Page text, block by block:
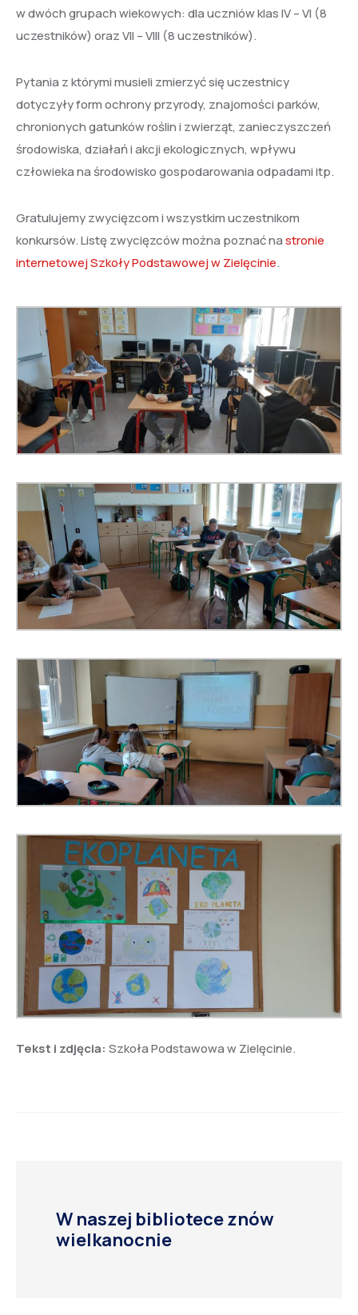
w dwóch grupach wiekowych: dla uczniów klas IV – VI (8
uczestników) oraz VII – VIII (8 uczestników).
Pytania z którymi musieli zmierzyć się uczestnicy
dotyczyły form ochrony przyrody, znajomości parków,
chronionych gatunków roślin i zwierząt, zanieczyszczeń
środowiska, działań i akcji ekologicznych, wpływu
człowieka na środowisko gospodarowania odpadami itp.
Gratulujemy zwycięzcom i wszystkim uczestnikom
konkursów. Listę zwycięzców można poznać nastronie
internetowej Szkoły Podstawowej w Zielęcinie.
Tekst i zdjęcia: Szkoła Podstawowa w Zielęcinie.
W naszej bibliotece znów
wielkanocnie